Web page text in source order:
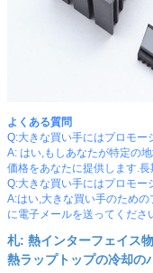
よくある質問
Q:大きな買い手にはプロモー
A: はい,もしあなたが特定の
価格をあなたに提供します.
Q:大きな買い手にはプロモー
A:はい,大きな買い手のため
に電子メールを送ってくださ
札: 熱インターフェイス
熱ラップトップの冷却の